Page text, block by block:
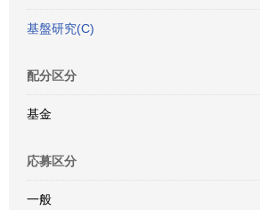
基盤研究(C)
配分区分
基金
応募区分
一般